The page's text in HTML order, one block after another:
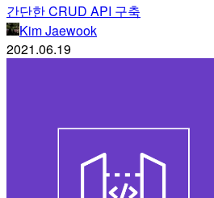
간단한 CRUD API 구축
Kim Jaewook
2021.06.19